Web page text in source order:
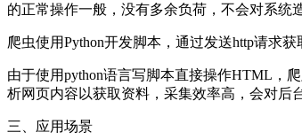
的正常操作一般，没有多余负荷，不会对系统
爬虫使用Python开发脚本，通过发送http请求
由于使用python语言写脚本直接操作HTML，
析网页内容以获取资料，采集效率高，会对后
三、应用场景